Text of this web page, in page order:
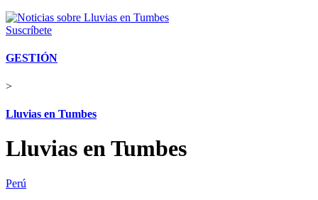
Suscríbete
GESTIÓN
>
Lluvias en Tumbes
Lluvias en Tumbes
Perú